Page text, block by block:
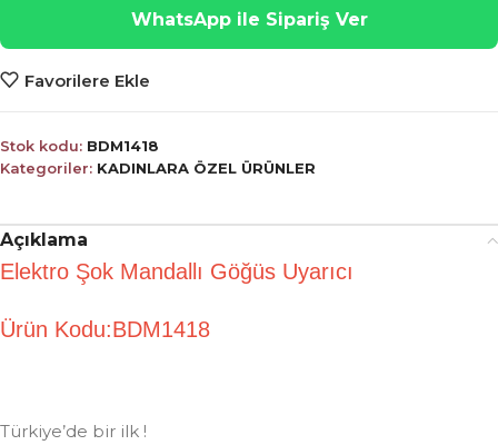
WhatsApp ile Sipariş Ver
Favorilere Ekle
Stok kodu: BDM1418
Kategoriler: KADINLARA ÖZEL ÜRÜNLER
Açıklama
Elektro Şok Mandallı Göğüs Uyarıcı
Ürün Kodu:BDM1418
Türkiye’de bir ilk !